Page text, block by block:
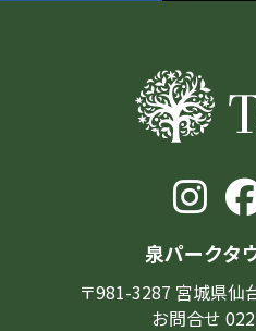
泉パークタ
〒981-3287 宮城県
お問合せ